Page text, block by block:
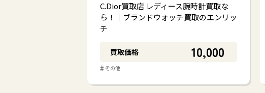
C.Dior買取店 レディース腕時計買取な
ら！｜ブランドウォッチ買取のエンリッ
チ
買取価格 10,000
#その他